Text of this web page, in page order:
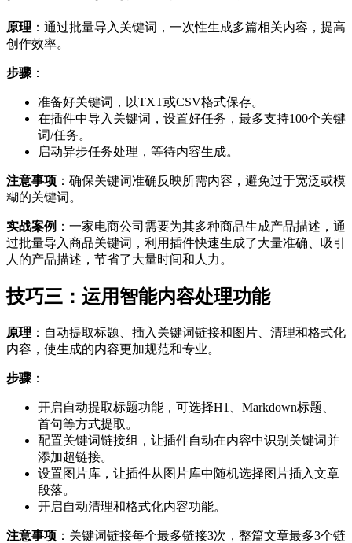
原理 ：通过批量导入关键词，一次性生成多篇相关内容，提高
创作效率。
步骤 ：
准备好关键词，以TXT或CSV格式保存。
在插件中导入关键词，设置好任务，最多支持100个关键
词/任务。
启动异步任务处理，等待内容生成。
注意事项 ：确保关键词准确反映所需内容，避免过于宽泛或模
糊的关键词。
实战案例 ：一家电商公司需要为其多种商品生成产品描述，通
过批量导入商品关键词，利用插件快速生成了大量准确、吸引
人的产品描述，节省了大量时间和人力。
技巧三：运用智能内容处理功能
原理 ：自动提取标题、插入关键词链接和图片、清理和格式化
内容，使生成的内容更加规范和专业。
步骤 ：
开启自动提取标题功能，可选择H1、Markdown标题、
首句等方式提取。
配置关键词链接组，让插件自动在内容中识别关键词并
添加超链接。
设置图片库，让插件从图片库中随机选择图片插入文章
段落。
开启自动清理和格式化内容功能。
注意事项 ：关键词链接每个最多链接3次，整篇文章最多3个链